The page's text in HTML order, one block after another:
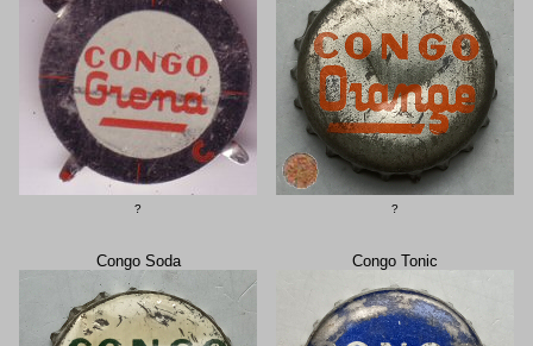
? ?
Congo Soda Congo Tonic